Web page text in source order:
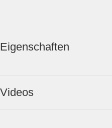
Eigenschaften
Videos